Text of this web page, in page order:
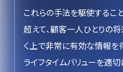
これらの手法を駆使するこ
超えて、顧客一人ひとりの
く上で非常に有効な情報を
ライフタイムバリューを適